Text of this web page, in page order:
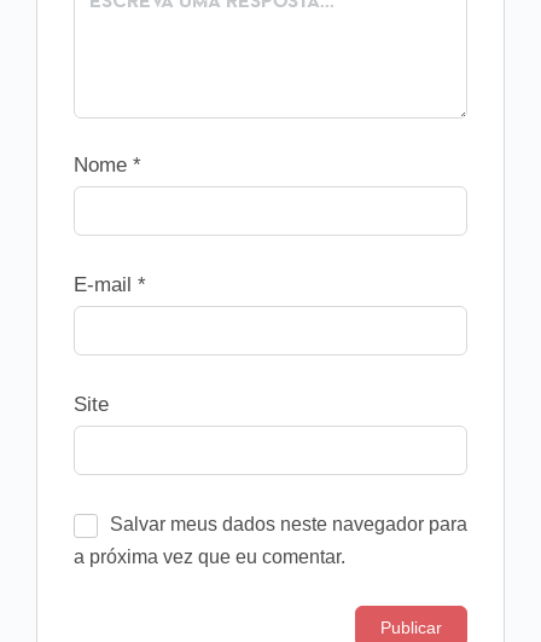
Nome *
E-mail *
Site
Salvar meus dados neste navegador para
a próxima vez que eu comentar.